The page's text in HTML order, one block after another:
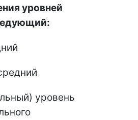
уровней
уровень